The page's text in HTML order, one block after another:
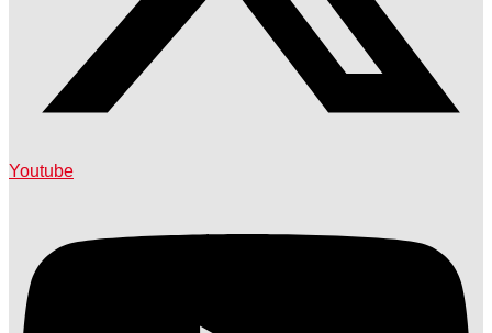
Youtube